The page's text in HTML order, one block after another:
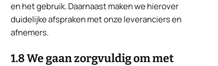
en het gebruik. Daarnaast maken we hierover
duidelijke afspraken met onze leveranciers en
afnemers.
1.8 We gaan zorgvuldig om met